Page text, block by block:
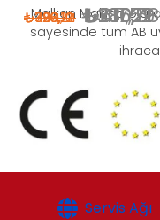
₺484,14 ₺411,52
₺726,22 ₺617,29
₺330,10 ₺280,58
₺396,12 ₺336,71
Malkan Makina
sayesinde tüm AB
Servis Ağı